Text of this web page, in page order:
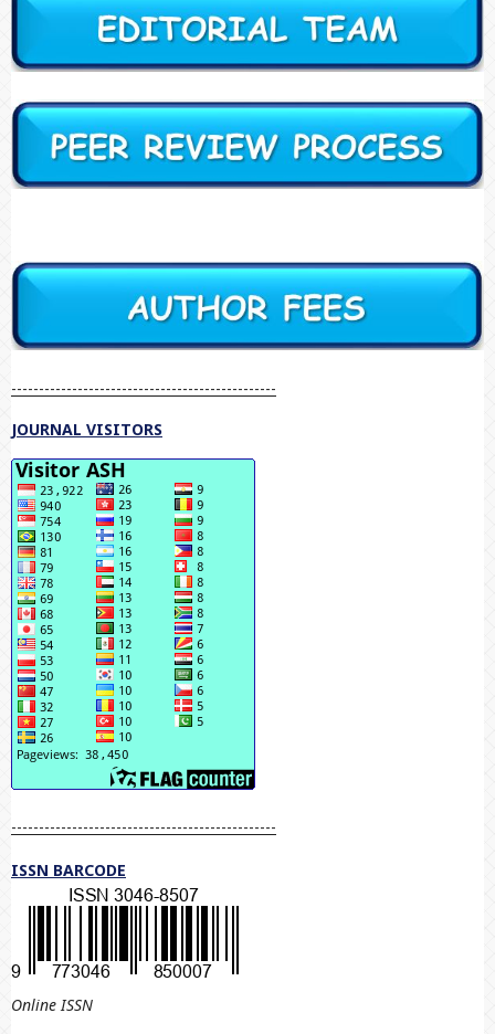
------------------------------------------------
JOURNAL VISITORS
------------------------------------------------
ISSN BARCODE
Online ISSN